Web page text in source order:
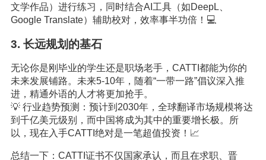
文学作品）进行练习，同时结合AI工具（如DeepL、
Google Translate）辅助校对，效率事半功倍！💻
3. 长远规划的基石
无论你是刚毕业的学生还是职场老手，CATTI都能为你的
未来发展铺路。未来5-10年，随着“一带一路”倡议深入推
进，精通外语的人才将更加抢手。
💡 行业趋势预测：预计到2030年，全球翻译市场规模将达
到千亿美元级别，而中国将成为其中的重要增长极。所
以，现在入手CATTI绝对是一笔超值投资！📈
总结一下：CATTI证书不仅国家承认，而且在求职、晋